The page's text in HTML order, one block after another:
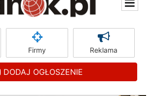
Firmy Reklama
DODAJ OGŁOSZENIE